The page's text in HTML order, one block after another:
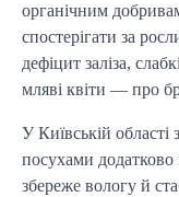
органічним
спостерігати за
дефіцит заліза,
мляві квіти — про
У Київській
посухами
збереже вологу й